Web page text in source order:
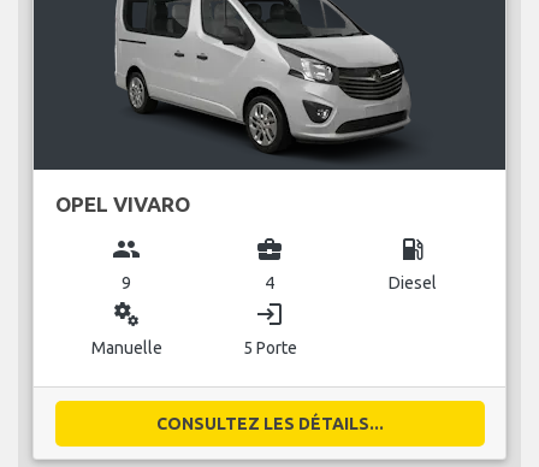
OPEL VIVARO
group
9
business_center
4
local_gas_station
Diesel
miscellaneous_services
Manuelle
login
5 Porte
CONSULTEZ LES DÉTAILS...